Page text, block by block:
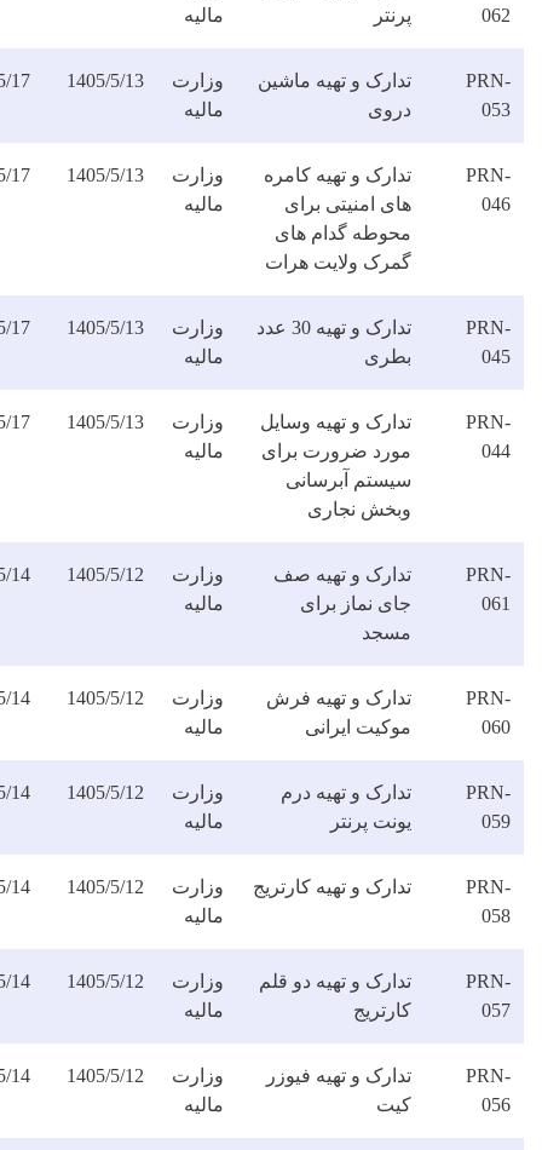
و تهیه ماشین
وزارت
1405/5/13
1405/5/17
دانلود
و تهیه کامره
امنیتی برای
ولایت هرات
وزارت
مالیه
1405/5/13
1405/5/17
دانلود
تدارک و تهیه 30 عدد
وزارت
1405/5/13
1405/5/17
دانلود
و تهیه وسایل
ضرورت برای
وزارت
مالیه
1405/5/13
1405/5/17
دانلود
و تهیه صف
نماز برای
وزارت
مالیه
1405/5/12
1405/5/14
دانلود
و تهیه فرش
ایرانی
وزارت
مالیه
1405/5/12
1405/5/14
دانلود
و تهیه درم
پرنتر
وزارت
مالیه
1405/5/12
1405/5/14
دانلود
و تهیه کارتریج
وزارت
1405/5/12
1405/5/14
دانلود
و تهیه دو قلم
وزارت
مالیه
1405/5/12
1405/5/14
دانلود
و تهیه فیوزر
وزارت
1405/5/12
1405/5/14
دانلود